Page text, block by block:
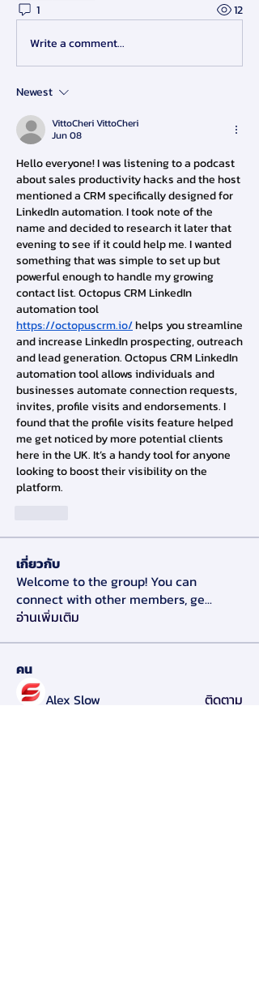
1
12
Write a comment...
Newest
VittoCheri VittoCheri
Jun 08
Hello everyone! I was listening to a podcast
about sales productivity hacks and the host
mentioned a CRM specifically designed for
LinkedIn automation. I took note of the
name and decided to research it later that
evening to see if it could help me. I wanted
something that was simple to set up but
powerful enough to handle my growing
contact list. Octopus CRM LinkedIn
https://octopuscrm.io/ helps you streamline
and increase LinkedIn prospecting, outreach
and lead generation. Octopus CRM LinkedIn
automation tool allows individuals and
businesses automate connection requests,
invites, profile visits and endorsements. I
found that the profile visits feature helped
me get noticed by more potential clients
here in the UK. It’s a handy tool for anyone
looking to boost their visibility on the
platform.
เกี่ยวกับ
Welcome to the group! You can
connect with other members, ge...
อ่านเพิ่มเติม
คน
Alex Slow
ติดตาม